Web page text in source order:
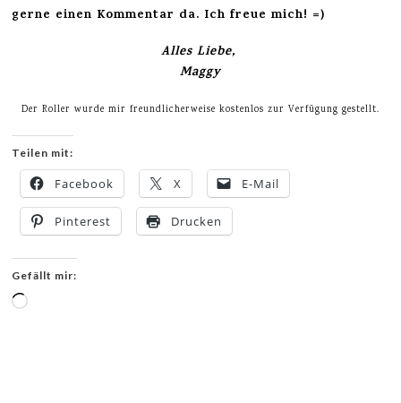
gerne einen Kommentar da. Ich freue mich! =)
Alles Liebe,
Maggy
Der Roller wurde mir freundlicherweise kostenlos zur Verfügung gestellt.
Teilen mit:
Facebook X E-Mail
Pinterest Drucken
Gefällt mir:
Wird